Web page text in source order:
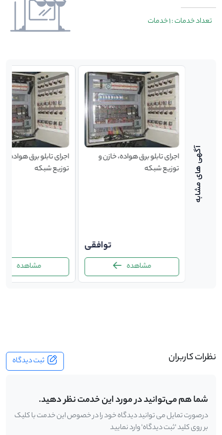
تعداد خدمات : 1 خدمات
اجرای تابلو برق هواده، خازن و
توزیع شبکه
توافقی
مشاهده
اجرای تابلو برق هواده،
توزیع شبکه
مشاهده
نظرات کاربران ثبت دیدگاه
شما هم می‌توانید در مورد این خدمت نظر دهید.
درصورت تمایل می توانید دیدگاه خود را در خصوص این خدمت با کلیک
بر روی کلید 'ثبت دیدگاه' وارد نمایید